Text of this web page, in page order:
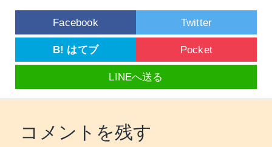
Facebook Twitter
B! はてブ Pocket
LINEへ送る
コメントを残す